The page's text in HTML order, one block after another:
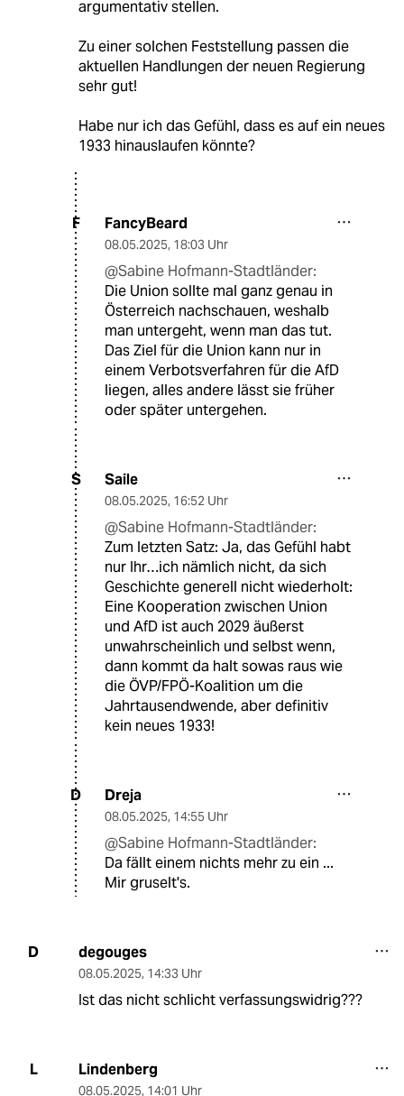
argumentativ stellen.
Zu einer solchen Feststellung passen die
aktuellen Handlungen der neuen Regierung
sehr gut!
Habe nur ich das Gefühl, dass es auf ein neues
1933 hinauslaufen könnte?
F FancyBeard
08.05.2025, 18:03 Uhr
@Sabine Hofmann-Stadtländer:
Die Union sollte mal ganz genau in
Österreich nachschauen, weshalb
man untergeht, wenn man das tut.
Das Ziel für die Union kann nur in
einem Verbotsverfahren für die AfD
liegen, alles andere lässt sie früher
oder später untergehen.
S Saile
08.05.2025, 16:52 Uhr
@Sabine Hofmann-Stadtländer:
Zum letzten Satz: Ja, das Gefühl habt
nur Ihr…ich nämlich nicht, da sich
Geschichte generell nicht wiederholt:
Eine Kooperation zwischen Union
und AfD ist auch 2029 äußerst
unwahrscheinlich und selbst wenn,
dann kommt da halt sowas raus wie
die ÖVP/FPÖ-Koalition um die
Jahrtausendwende, aber definitiv
kein neues 1933!
D Dreja
08.05.2025, 14:55 Uhr
@Sabine Hofmann-Stadtländer:
Da fällt einem nichts mehr zu ein ...
Mir gruselt's.
D degouges
08.05.2025, 14:33 Uhr
Ist das nicht schlicht verfassungswidrig???
L Lindenberg
08.05.2025, 14:01 Uhr